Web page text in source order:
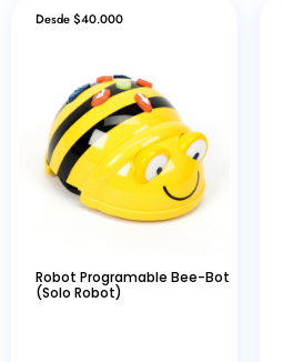
Desde $40.000
Robot Programable Bee-Bot
(Solo Robot)